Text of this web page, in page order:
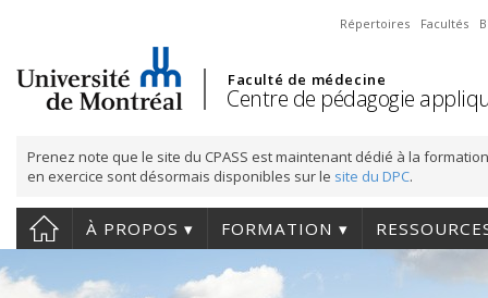
Répertoires Facultés
Faculté de médecine
Centre de pédagogie
Prenez note que le site du CPASS est maintenant dédié à la
en exercice sont désormais disponibles sur le site du DPC.
À PROPOS FORMATION